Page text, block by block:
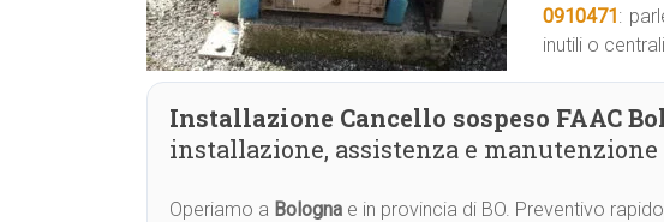
0910471:
inutili o
Installazione Cancello sospeso FAAC
installazione, assistenza e manutenzione
Operiamo a Bologna e in provincia di BO. Preventivo